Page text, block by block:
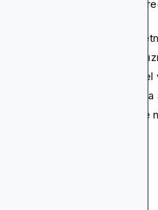
bunları derhal ele almak
CoinGecko ekibiyle takip
listelenmeye olan
Ancak, iletişimi profesyonel
unutmayın. Ekibin
izlenimlere ve gecikmelere